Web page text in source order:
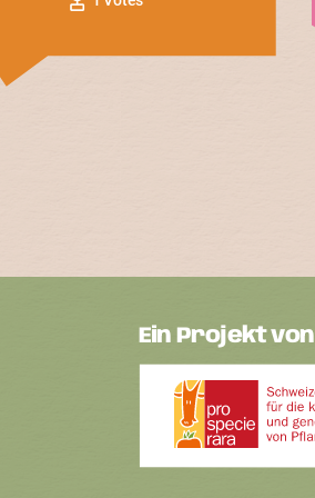
Ein Projekt von